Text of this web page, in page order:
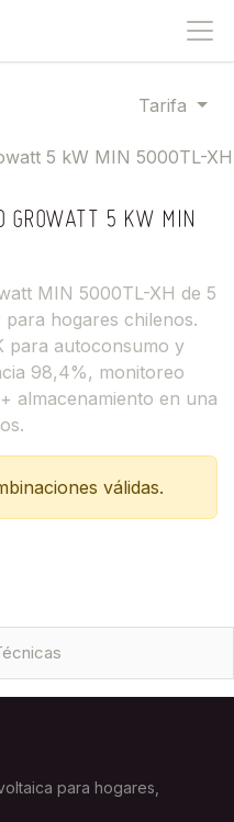
Tarifa
GROWATT 5 KW MIN
MIN 5000TL-XH de 5
hogares chilenos.
para autoconsumo y
98,4%, monitoreo
almacenamiento en una
válidas.
para hogares,